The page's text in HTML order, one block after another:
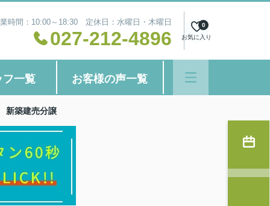
時間：10:00～18:30 定休日：水曜日・木曜日
027-212-4896 お気に入り
0
フ一覧 お客様の声一覧
新築建売分譲